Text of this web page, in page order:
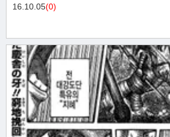
16.10.05(0)